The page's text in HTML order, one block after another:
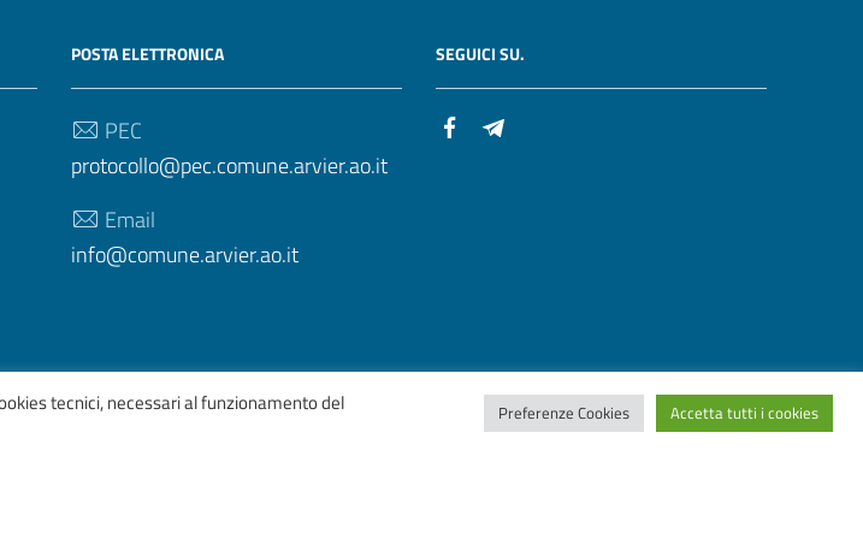
POSTA ELETTRONICA
PEC
protocollo@pec.comune.arvier.ao.it
Email
info@comune.arvier.ao.it
SEGUICI SU.
tecnici, necessari al funzionamento del Preferenze Cookies Accetta tutti i cookies